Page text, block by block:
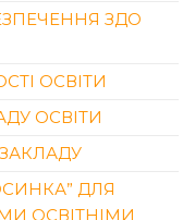
ЗДО
ОСВІТИ
ОСВІТИ
ДЛЯ
ОСВІТНІМИ